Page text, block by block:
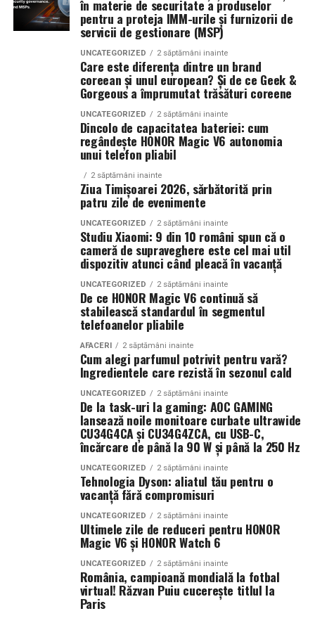
Evenimente outdoor și festivaluri
Operațiuni de ajutor umanitar în zone fără
infrastructură energetică
„Există un decalaj
structural între
cerințele actuale ale
fondurilor europene —
care impun
echipamente 100%
electrice — și
capacitatea reală a
infrastructurii de a livra
energie acolo unde se
desfășoară lucrările.
Centrala fotovoltaică
mobilă este răspunsul
nostru concret la acest
decalaj. Este o soluție
românească, gândită
pentru o problemă
reală a pieței locale,
livrată unui client
român care a luat
decizia corectă de a
investi în echipamente
eligibile pentru
Apoi,inspecteaza spatiulin aceasta ordine: cosuri de
gunoi, scurgeri, textile, guri de ventilatie si puncte de
acces. Curata sau trateaza mai intai sursa, apoi foloseste
parfumul pentru a sustine rezultatul. Aici conteaza
chimia parfumului. Unele formule doar acopera
mirosurile neplacute, in timp ce altele
se leaga de
moleculele de mirossi le reduc impactul.
Alege produsele in functie de obiectivul tau. Pentru
spatiile comune si aglomerate, ai nevoie de solutii
pentru improspatarea aerului care ii ajuta pe toti sa se
simta confortabil, inclusi si increzatori. Cand elimini
cauza, spatiul tau miroase mai curat si mai primitor
pentru mai mult timp.
Odorizante profesionale de aer
pentru locuinte
Adu controlul mirosurilor la nivel comercial in casa ta,
potrivind produsul cu incaperea, nivelul de trafic si
sursa mirosului. Incepe cubucatariile, holurile de la
bailesizonele pentru animale de companie
unde mirosurile se acumuleaza cel mai repede. Alege
formule enzimatice sau oxidanteatunci cand ai
nevoie de control microbian, nu doar de parfum.
Apoi, combina solutiile in straturi. Foloseste
pentru textile, geluri pentru eliberare constanta
si difuzoare pentru arome ambientale echilibrate in
spatiile comune. Pastreaza parfumul discret in
dormitoare si mai puternic langa litiere sau zonele de
depozitare a gunoiului. Verifica etichetele pentru
utilizare fara reziduuri pe tapiterie si covoare.
Inlocuieste cartusele conform programului, curata
dispenserele lunar si aeriseste dupa tratamentele
în materie de securitate a produselor
pentru a proteja IMM-urile și furnizorii de
servicii de gestionare (MSP)
UNCATEGORIZED 2 săptămâni inainte
Care este diferența dintre un brand
coreean și unul european? Și de ce Geek &
Gorgeous a împrumutat trăsături coreene
UNCATEGORIZED 2 săptămâni inainte
Dincolo de capacitatea bateriei: cum
regândește HONOR Magic V6 autonomia
unui telefon pliabil
2 săptămâni inainte
Ziua Timișoarei 2026, sărbătorită prin
patru zile de evenimente
UNCATEGORIZED 2 săptămâni inainte
Studiu Xiaomi: 9 din 10 români spun că o
cameră de supraveghere este cel mai util
dispozitiv atunci când pleacă în vacanță
UNCATEGORIZED 2 săptămâni inainte
De ce HONOR Magic V6 continuă să
stabilească standardul în segmentul
telefoanelor pliabile
AFACERI 2 săptămâni inainte
Cum alegi parfumul potrivit pentru vară?
Ingredientele care rezistă în sezonul cald
UNCATEGORIZED 2 săptămâni inainte
De la task-uri la gaming: AOC GAMING
lansează noile monitoare curbate ultrawide
CU34G4CA și CU34G4ZCA, cu USB-C,
încărcare de până la 90 W și până la 250 Hz
UNCATEGORIZED 2 săptămâni inainte
Tehnologia Dyson: aliatul tău pentru o
vacanță fără compromisuri
UNCATEGORIZED 2 săptămâni inainte
Ultimele zile de reduceri pentru HONOR
Magic V6 și HONOR Watch 6
UNCATEGORIZED 2 săptămâni inainte
România, campioană mondială la fotbal
virtual! Răzvan Puiu cucerește titlul la
Paris